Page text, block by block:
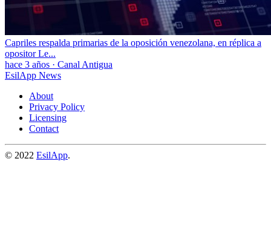
Capriles respalda primarias de la oposición venezolana, en réplica a
opositor Le...
hace 3 años · Canal Antigua
EsilApp News
About
Privacy Policy
Licensing
Contact
© 2022 EsilApp.